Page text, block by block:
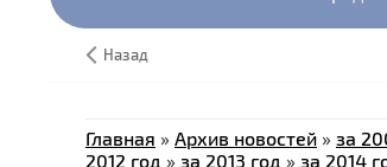
Назад
Главная » Архив новостей » за
2012 год » за 2013 год » за 2014